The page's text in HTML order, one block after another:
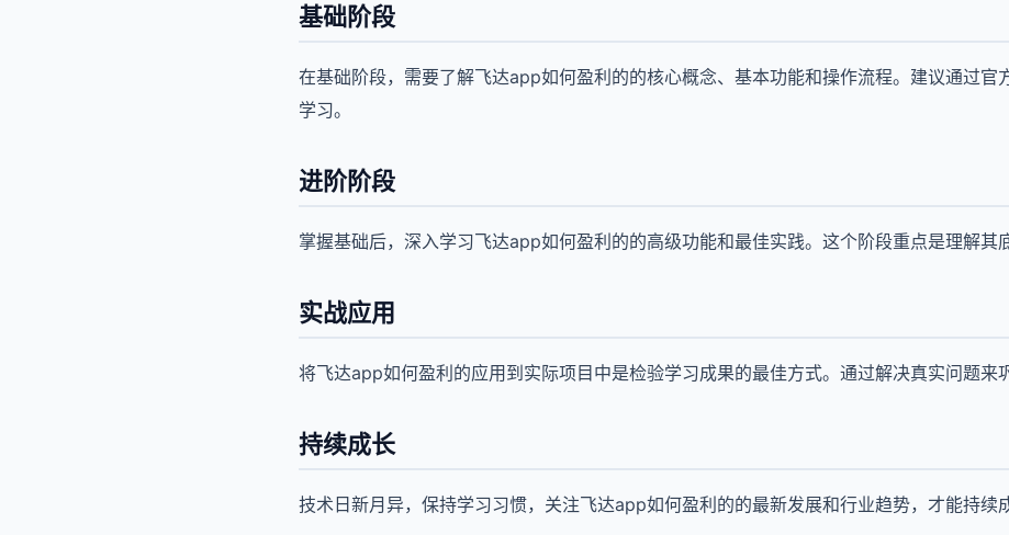
基础阶段
在基础阶段，需要了解飞达app如何盈利的的核心概念、基本功能和操作流程。建议通过官
学习。
进阶阶段
掌握基础后，深入学习飞达app如何盈利的的高级功能和最佳实践。这个阶段重点是理解其
实战应用
将飞达app如何盈利的应用到实际项目中是检验学习成果的最佳方式。通过解决真实问题来
持续成长
技术日新月异，保持学习习惯，关注飞达app如何盈利的的最新发展和行业趋势，才能持续